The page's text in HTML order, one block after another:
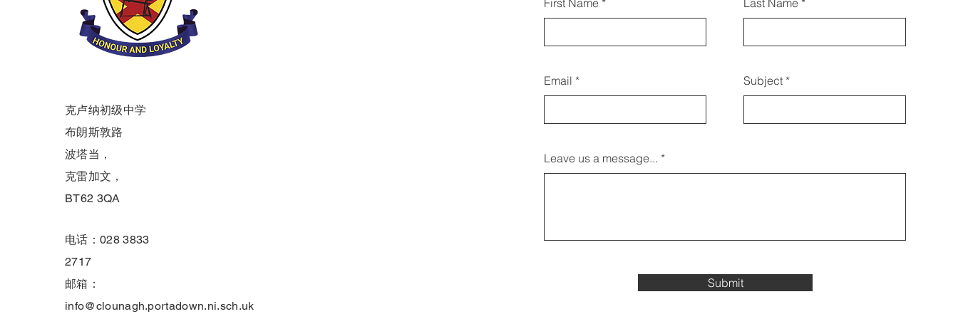
克卢纳初级中学
布朗斯敦路
波塔当，
克雷加文，
BT62 3QA
电话：028 3833
2717
邮箱：
info@clounagh.portadown.ni.sch.uk
First Name
Email
Last Name
Subject
Leave us a message...
Submit